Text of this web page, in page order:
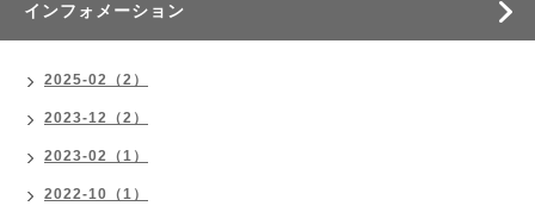
インフォメーション
2025-02（2）
2023-12（2）
2023-02（1）
2022-10（1）